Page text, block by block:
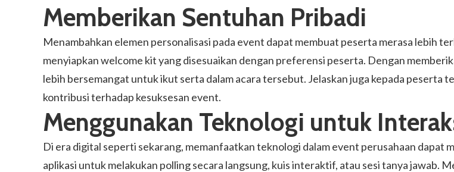
Memberikan Sentuhan Pribadi
Menambahkan elemen personalisasi pada event dapat membuat peserta merasa lebih
menyiapkan welcome kit yang disesuaikan dengan preferensi peserta. Dengan
lebih bersemangat untuk ikut serta dalam acara tersebut. Jelaskan juga kepada peserta
kontribusi terhadap kesuksesan event.
Menggunakan Teknologi untuk
Di era digital seperti sekarang, memanfaatkan teknologi dalam event perusahaan dapat
aplikasi untuk melakukan polling secara langsung, kuis interaktif, atau sesi tanya jawab.